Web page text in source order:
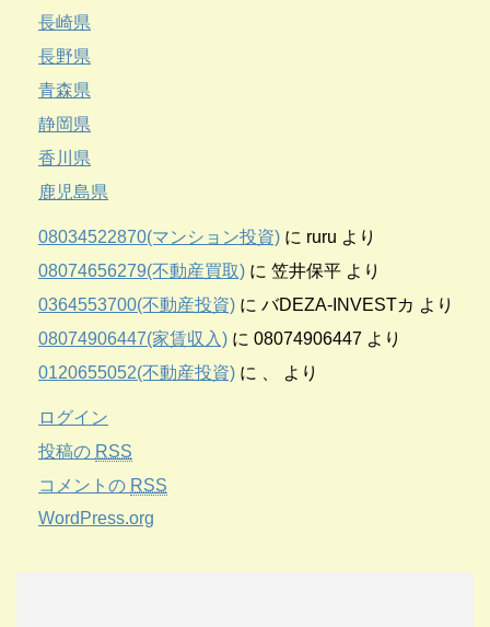
長崎県
長野県
青森県
静岡県
香川県
鹿児島県
08034522870(マンション投資) に ruru より
08074656279(不動産買取) に 笠井保平 より
0364553700(不動産投資) に バDEZA-INVESTカ より
08074906447(家賃収入) に 08074906447 より
0120655052(不動産投資) に より
ログイン
投稿の RSS
コメントの RSS
WordPress.org